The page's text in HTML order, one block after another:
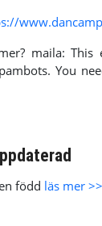
maila:This
You
född läs mer >>